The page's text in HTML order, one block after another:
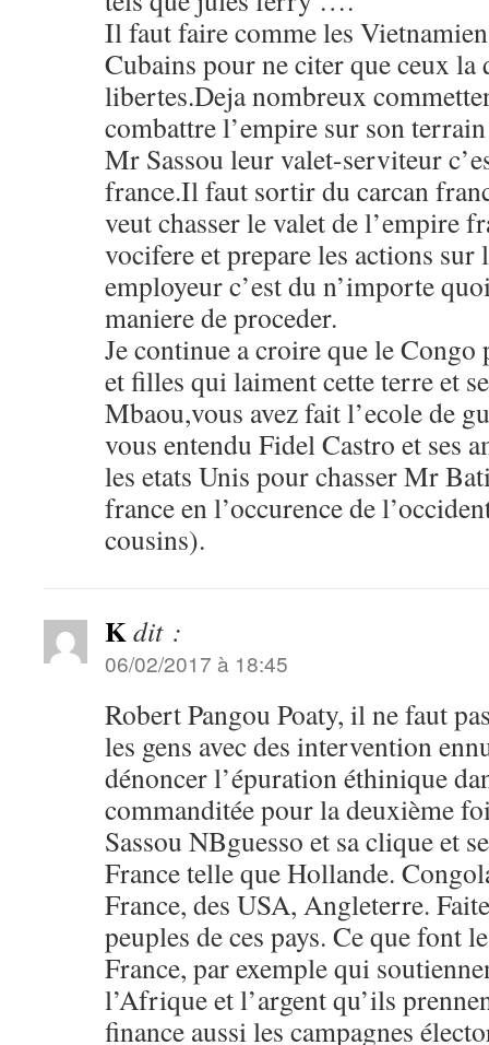
Il faut faire comme les
Cubains pour ne citer que ceux
libertes.Deja nombreux
combattre l’empire sur son
Mr Sassou leur valet-serviteur
france.Il faut sortir du carcan
veut chasser le valet de l’empire
vocifere et prepare les actions sur
employeur c’est du n’importe
maniere de proceder.
Je continue a croire que le Congo
et filles qui laiment cette terre et
Mbaou,vous avez fait l’ecole de
vous entendu Fidel Castro et ses
les etats Unis pour chasser Mr
france en l’occurence de
cousins).
Kdit :
06/02/2017 à 18:45
Robert Pangou Poaty, il ne faut
les gens avec des intervention
dénoncer l’épuration éthinique
commanditée pour la deuxième
Sassou NBguesso et sa clique et
France telle que Hollande.
France, des USA, Angleterre.
peuples de ces pays. Ce que font
France, par exemple qui
l’Afrique et l’argent qu’ils
finance aussi les campagnes